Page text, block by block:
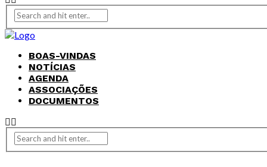
BOAS-VINDAS
NOTÍCIAS
AGENDA
ASSOCIAÇÕES
DOCUMENTOS